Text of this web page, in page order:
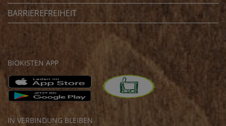
BARRIEREFREIHEIT
BIOKISTEN APP
IN VERBINDUNG BLEIBEN